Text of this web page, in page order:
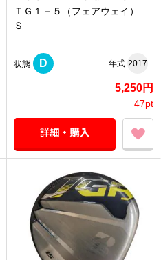
ＴＧ１－５（フェアウェイ）
Ｓ
状態 D 年式 2017
5,250円
47pt